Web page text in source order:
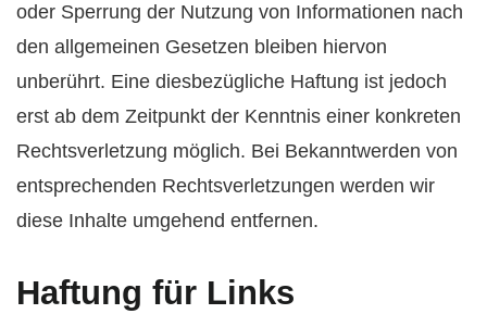
oder Sperrung der Nutzung von Informationen nach
den allgemeinen Gesetzen bleiben hiervon
unberührt. Eine diesbezügliche Haftung ist jedoch
erst ab dem Zeitpunkt der Kenntnis einer konkreten
Rechtsverletzung möglich. Bei Bekanntwerden von
entsprechenden Rechtsverletzungen werden wir
diese Inhalte umgehend entfernen.
Haftung für Links